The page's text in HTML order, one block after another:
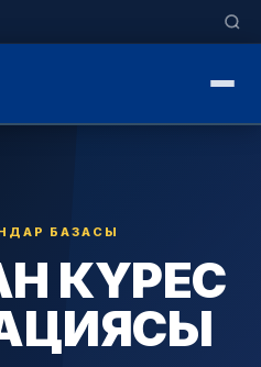
БАЗАСЫ
КҮРЕС